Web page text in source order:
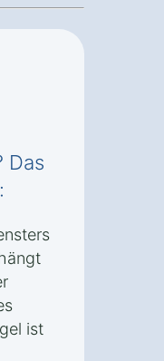
Das
ist